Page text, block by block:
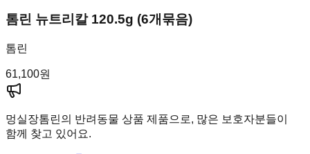
톰린 뉴트리칼 120.5g (6개묶음)
톰린
61,100원
멍실장톰린의 반려동물 상품 제품으로, 많은 보호자분들이
함께 찾고 있어요.